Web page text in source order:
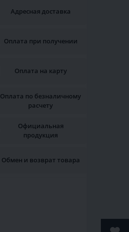
Адресная доставка
Оплата при получении
Оплата на карту
Оплата по безналичному
расчету
Официальная
продукция
Обмен и возврат товара